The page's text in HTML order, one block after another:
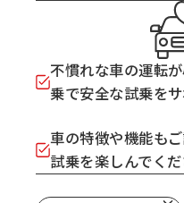
不慣れな車の運転
乗で安全な試乗をサ
車の特徴や機能も
試乗を楽しんでくだ